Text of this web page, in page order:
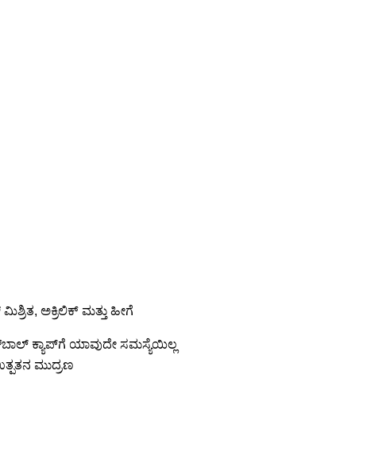
ಅಕ್ರಿಲಿಕ್ ಮತ್ತು ಹೀಗೆ
ಕ್ಯಾಪ್‌ಗೆ ಯಾವುದೇ ಸಮಸ್ಯೆಯಿಲ್ಲ
ಮುದ್ರಣ